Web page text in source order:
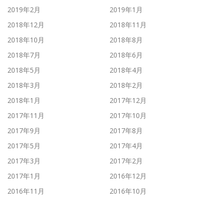
2019年2月
2019年1月
2018年12月
2018年11月
2018年10月
2018年8月
2018年7月
2018年6月
2018年5月
2018年4月
2018年3月
2018年2月
2018年1月
2017年12月
2017年11月
2017年10月
2017年9月
2017年8月
2017年5月
2017年4月
2017年3月
2017年2月
2017年1月
2016年12月
2016年11月
2016年10月